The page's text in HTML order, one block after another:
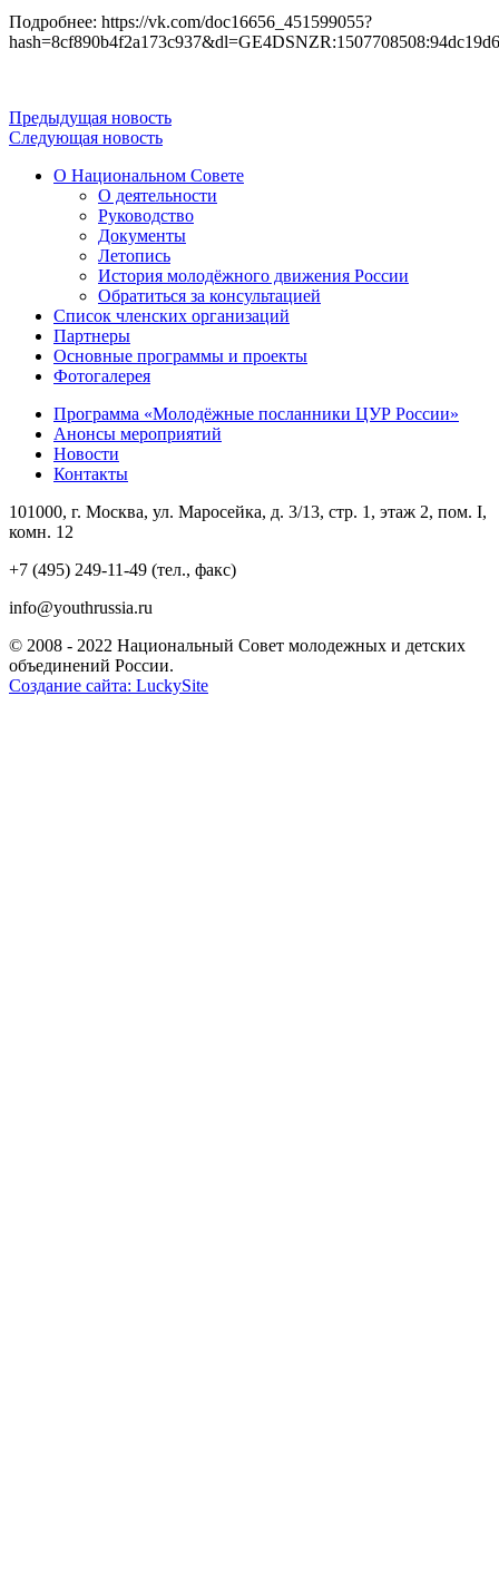
Подробнее: https://vk.com/doc16656_451599055?
Предыдущая новость
Следующая новость
О Национальном Совете
О деятельности
Руководство
Документы
Летопись
История молодёжного движения России
Обратиться за консультацией
Список членских организаций
Партнеры
Основные программы и проекты
Фотогалерея
Программа «Молодёжные посланники ЦУР России»
Анонсы мероприятий
Новости
Контакты
101000, г. Москва, ул. Маросейка, д. 3/13, стр. 1, этаж 2, пом. I,
комн. 12
+7 (495) 249-11-49 (тел., факс)
info@youthrussia.ru
© 2008 - 2022 Национальный Совет молодежных и детских
объединений России.
Создание сайта: LuckySite